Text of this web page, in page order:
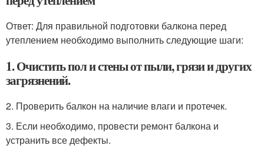
Ответ: Для правильной подготовки балкона перед
утеплением необходимо выполнить следующие шаги:
1. Очистить пол и стены от пыли, грязи и других
загрязнений.
2. Проверить балкон на наличие влаги и протечек.
3. Если необходимо, провести ремонт балкона и
устранить все дефекты.